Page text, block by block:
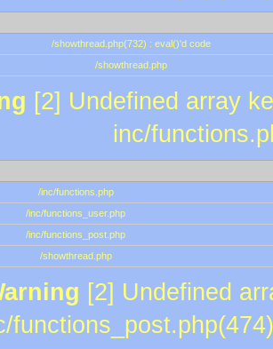
/showthread.php(732) : eval()'d code
/showthread.php
[2] Undefined array
inc/
/inc/functions.php
/inc/functions_user.php
/inc/functions_post.php
/showthread.php
[2] Undefined